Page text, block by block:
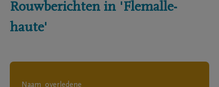
Rouwberichten in 'Flemalle-
haute'